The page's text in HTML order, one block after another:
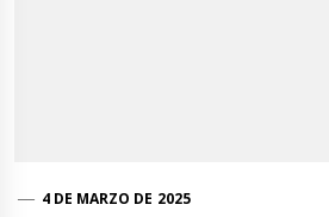
4 DE MARZO DE 2025